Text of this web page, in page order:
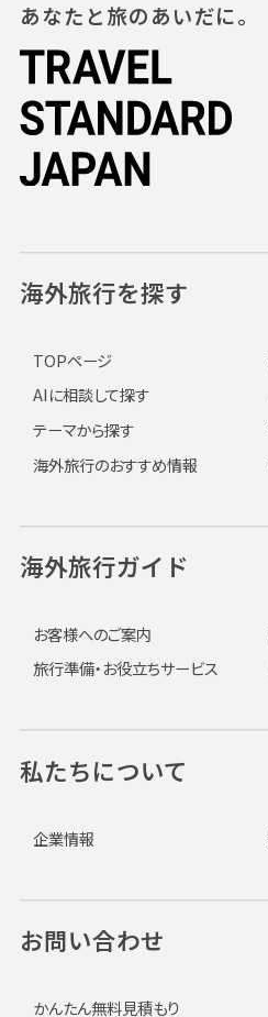
あなたと旅のあいだに。
海外旅行を探す
TOPページ
AIに相談して探す
テーマから探す
海外旅行のおすすめ情報
海外旅行ガイド
お客様へのご案内
旅行準備・お役立ちサービス
私たちについて
企業情報
お問い合わせ
かんたん無料見積もり